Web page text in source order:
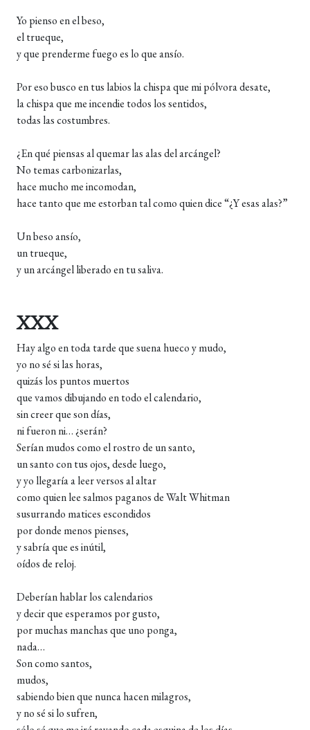
Yo pienso en el beso,
el trueque,
y que prenderme fuego es lo que ansío.
Por eso busco en tus labios la chispa que mi pólvora desate,
la chispa que me incendie todos los sentidos,
todas las costumbres.
¿En qué piensas al quemar las alas del arcángel?
No temas carbonizarlas,
hace mucho me incomodan,
hace tanto que me estorban tal como quien dice “¿Y esas alas?”
Un beso ansío,
un trueque,
y un arcángel liberado en tu saliva.
XXX
Hay algo en toda tarde que suena hueco y mudo,
yo no sé si las horas,
quizás los puntos muertos
que vamos dibujando en todo el calendario,
sin creer que son días,
ni fueron ni… ¿serán?
Serían mudos como el rostro de un santo,
un santo con tus ojos, desde luego,
y yo llegaría a leer versos al altar
como quien lee salmos paganos de Walt Whitman
susurrando matices escondidos
por donde menos pienses,
y sabría que es inútil,
oídos de reloj.
Deberían hablar los calendarios
y decir que esperamos por gusto,
por muchas manchas que uno ponga,
nada…
Son como santos,
mudos,
sabiendo bien que nunca hacen milagros,
y no sé si lo sufren,